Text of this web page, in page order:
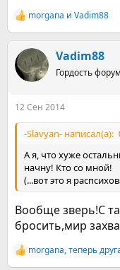
Р
е
к
ц
и
morgana и Vadim88
Vadim88
Гордость
12 Сен 2014
-Slavyan- написал(а):
А я, что хуже
начну! Кто со мной!
(...вот это я
Вообще зверь!С
бросить,мир
Р
е
morgana,теперь